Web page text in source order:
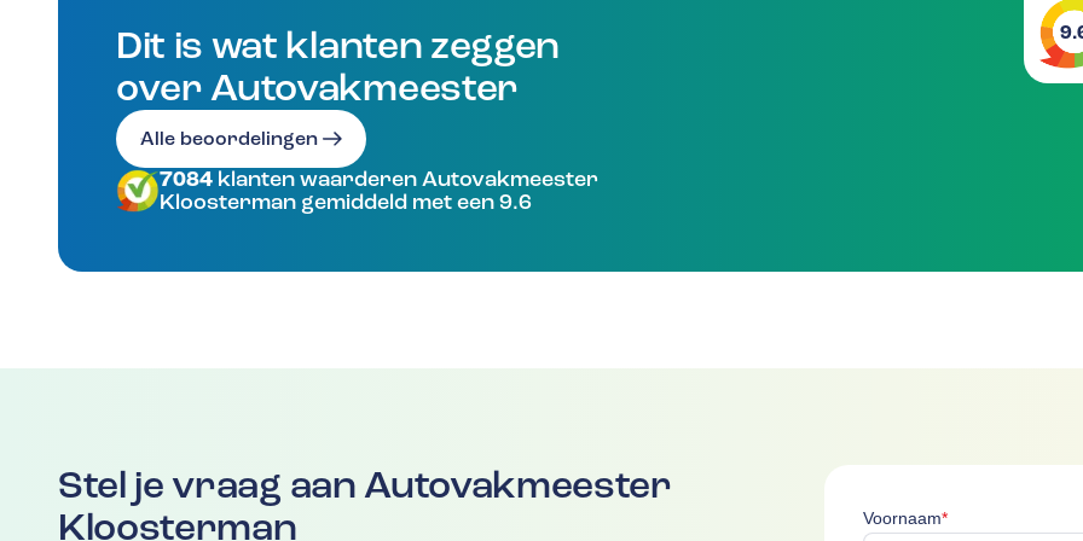
Dit is wat klanten zeggen
over Autovakmeester
Alle beoordelingen
7084 klanten waarderen Autovakmeester
Kloosterman gemiddeld met een 9.6
Stel je vraag aan Autovakmeester
Kloosterman
Voornaam*Voornaam is